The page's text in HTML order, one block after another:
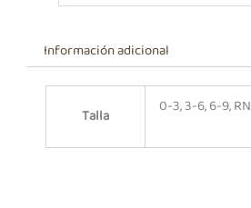
Información adicional
Talla 0-3, 3-6, 6-9, RN